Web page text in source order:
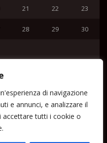
di navigazione
e annunci, e analizzare il
accettare tutti i cookie o
21 22 23
28 29 30